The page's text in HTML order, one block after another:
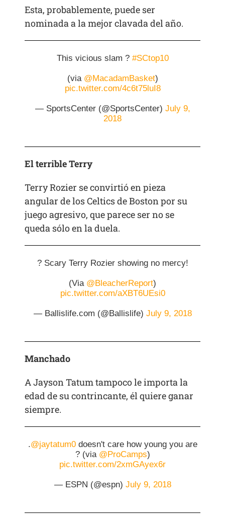
Esta, probablemente, puede ser
nominada a la mejor clavada del año.
This vicious slam ? #SCtop10
(via @MacadamBasket)
pic.twitter.com/4c6t75luI8
— SportsCenter (@SportsCenter) July 9,
2018
El terrible Terry
Terry Rozier se convirtió en pieza
angular de los Celtics de Boston por su
juego agresivo, que parece ser no se
queda sólo en la duela.
? Scary Terry Rozier showing no mercy!
(Via @BleacherReport)
pic.twitter.com/aXBT6UEsi0
— Ballislife.com (@Ballislife) July 9, 2018
Manchado
A Jayson Tatum tampoco le importa la
edad de su contrincante, él quiere ganar
siempre.
.@jaytatum0doesn't care how young you are
? (via @ProCamps)
pic.twitter.com/2xmGAyex6r
— ESPN (@espn) July 9, 2018